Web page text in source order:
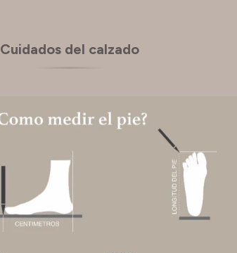
Cuidados del calzado